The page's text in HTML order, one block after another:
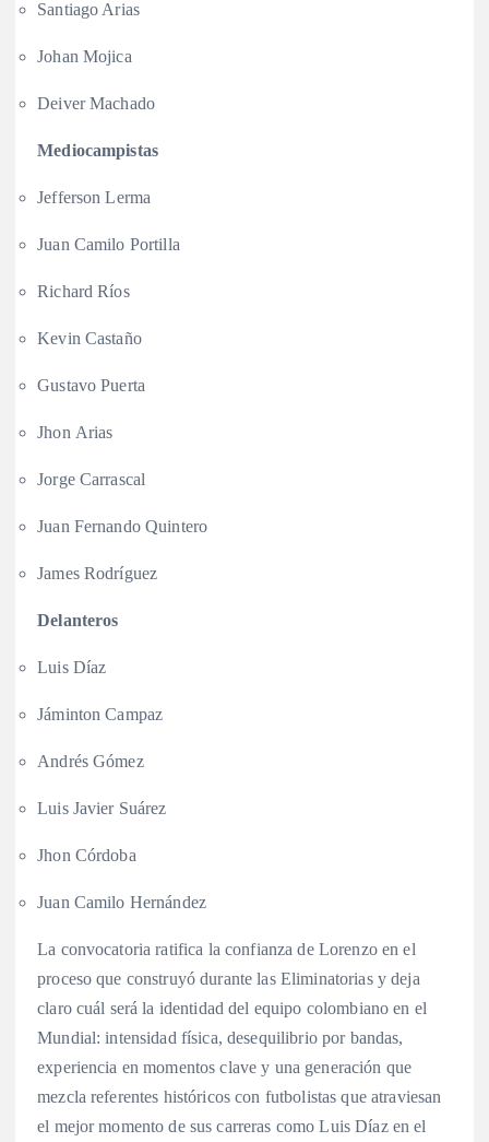
Santiago Arias
Johan Mojica
Deiver Machado
Mediocampistas
Jefferson Lerma
Juan Camilo Portilla
Richard Ríos
Kevin Castaño
Gustavo Puerta
Jhon Arias
Jorge Carrascal
Juan Fernando Quintero
James Rodríguez
Delanteros
Luis Díaz
Jáminton Campaz
Andrés Gómez
Luis Javier Suárez
Jhon Córdoba
Juan Camilo Hernández
La convocatoria ratifica la confianza de Lorenzo en el
proceso que construyó durante las Eliminatorias y deja
claro cuál será la identidad del equipo colombiano en el
Mundial: intensidad física, desequilibrio por bandas,
experiencia en momentos clave y una generación que
mezcla referentes históricos con futbolistas que atraviesan
el mejor momento de sus carreras como Luis Díaz en el